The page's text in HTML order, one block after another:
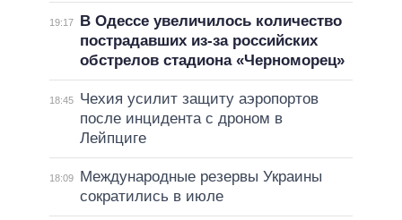
19:17
В Одессе увеличилось количество
пострадавших из-за российских
обстрелов стадиона «Черноморец»
18:45
Чехия усилит защиту аэропортов
после инцидента с дроном в
Лейпциге
18:09
Международные резервы Украины
сократились в июле